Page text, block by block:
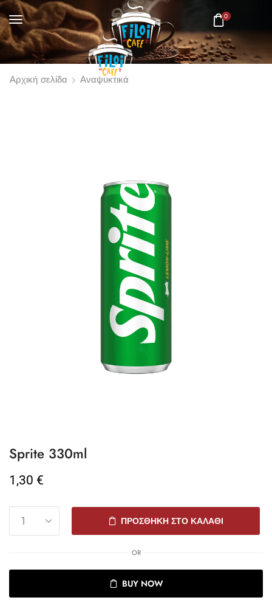
0
Αρχική σελίδα Αναψυκτικά
Sprite 330ml
1,30 €
ΠΡΟΣΘΉΚΗ ΣΤΟ ΚΑΛΆΘΙ
OR
BUY NOW